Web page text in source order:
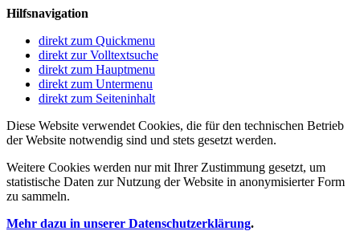
Hilfsnavigation
direkt zum Quickmenu
direkt zur Volltextsuche
direkt zum Hauptmenu
direkt zum Untermenu
direkt zum Seiteninhalt
Diese Website verwendet Cookies, die für den technischen Betrieb
der Website notwendig sind und stets gesetzt werden.
Weitere Cookies werden nur mit Ihrer Zustimmung gesetzt, um
statistische Daten zur Nutzung der Website in anonymisierter Form
zu sammeln.
Mehr dazu in unserer Datenschutzerklärung.